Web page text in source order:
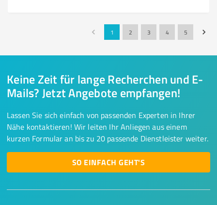
1 2 3 4 5
Keine Zeit für lange Recherchen und E-
Mails? Jetzt Angebote empfangen!
Lassen Sie sich einfach von passenden Experten in Ihrer
Nähe kontaktieren! Wir leiten Ihr Anliegen aus einem
kurzen Formular an bis zu 20 passende Dienstleister weiter.
SO EINFACH GEHT'S